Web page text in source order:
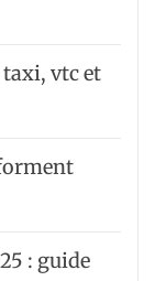
vtc et
: guide